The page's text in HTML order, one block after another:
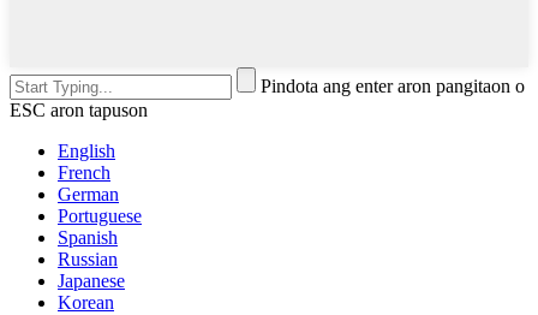
Pindota ang enter aron pangitaon o
ESC aron tapuson
English
French
German
Portuguese
Spanish
Russian
Japanese
Korean